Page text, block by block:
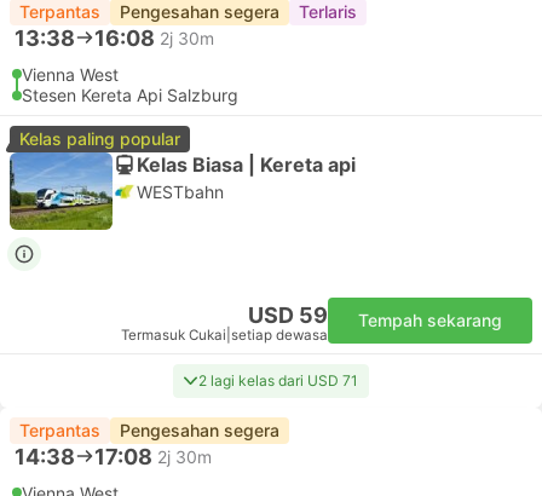
Terpantas Pengesahan segera Terlaris
13:38 16:08 2j 30m
Vienna West
Stesen Kereta Api Salzburg
Kelas paling popular
Kelas Biasa | Kereta api
WESTbahn
USD 59
Termasuk Cukai setiap dewasa
Tempah sekarang
2 lagi kelas dari USD 71
Terpantas Pengesahan segera
14:38 17:08 2j 30m